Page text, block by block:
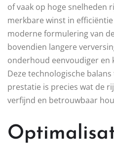
of vaak op hoge snelheden
merkbare winst in
moderne formulering van
bovendien langere
onderhoud eenvoudiger en
Deze technologische
prestatie is precies wat de
verfijnd en betrouwbaar